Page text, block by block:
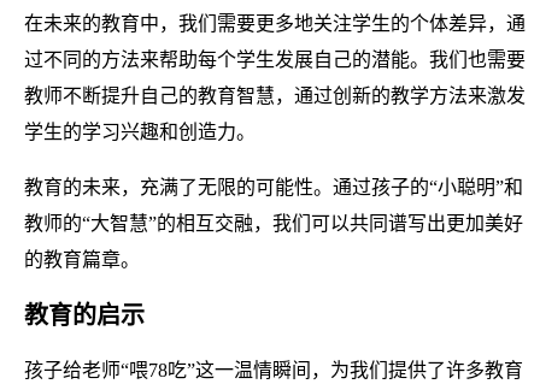
在未来的教育中，我们需要更多地关注学生的个体差异，通
过不同的方法来帮助每个学生发展自己的潜能。我们也需要
教师不断提升自己的教育智慧，通过创新的教学方法来激发
学生的学习兴趣和创造力。
教育的未来，充满了无限的可能性。通过孩子的“小聪明”和
教师的“大智慧”的相互交融，我们可以共同谱写出更加美好
的教育篇章。
教育的启示
孩子给老师“喂78吃”这一温情瞬间，为我们提供了许多教育